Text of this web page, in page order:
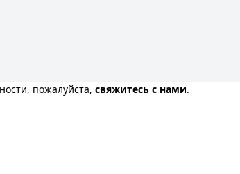
пожалуйста, свяжитесь с нами.